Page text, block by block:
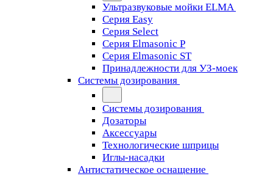
Ультразвуковые мойки ELMA
Серия Easy
Серия Select
Серия Elmasonic P
Серия Elmasonic ST
Принадлежности для УЗ-моек
Системы дозирования
Системы дозирования
Дозаторы
Аксессуары
Технологические шприцы
Иглы-насадки
Антистатическое оснащение